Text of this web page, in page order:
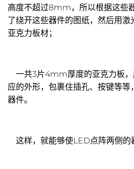
高度不超过8mm，所以根据这些
了绕开这些器件的图纸，然后用
亚克力板材；
一共3片4mm厚度的亚克力板，
应的外形，包裹住插孔、按键等
器件。
这样，就能够使LED点阵两侧的